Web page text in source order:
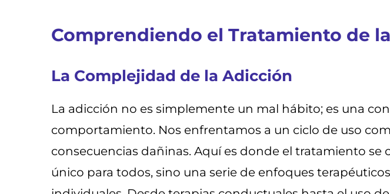
Comprendiendo el Tratamiento de
La Complejidad de la Adicción
La adicción no es simplemente un mal hábito; es una
comportamiento. Nos enfrentamos a un ciclo de uso
consecuencias dañinas. Aquí es donde el tratamiento
único para todos, sino una serie de enfoques